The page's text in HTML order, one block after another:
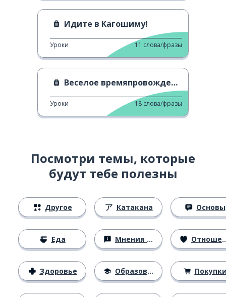
Идите в Кагошиму!
Уроки 11 слова/фразы
Веселое времяпровождение в Отару, Хоккайдо
Уроки 18 слова/фразы
Посмотри темы, которые
будут тебе полезны
Другое
Еда
Здоровье
Катакана
Мнения и убеждения
Образование
Основы
Отношения